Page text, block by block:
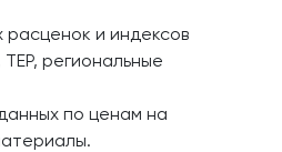
расценок и индексов
региональные
по ценам на